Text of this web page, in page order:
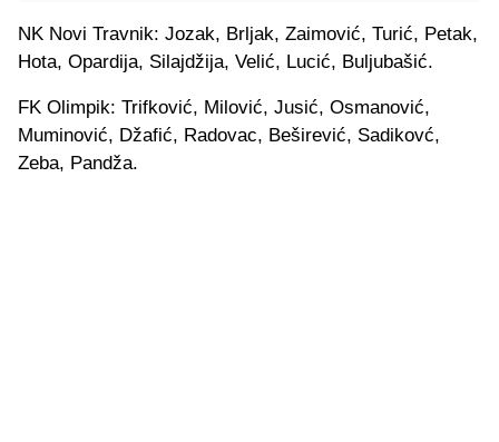
NK Novi Travnik: Jozak, Brljak, Zaimović, Turić, Petak,
Hota, Opardija, Silajdžija, Velić, Lucić, Buljubašić.
FK Olimpik: Trifković, Milović, Jusić, Osmanović,
Muminović, Džafić, Radovac, Beširević, Sadikovć,
Zeba, Pandža.